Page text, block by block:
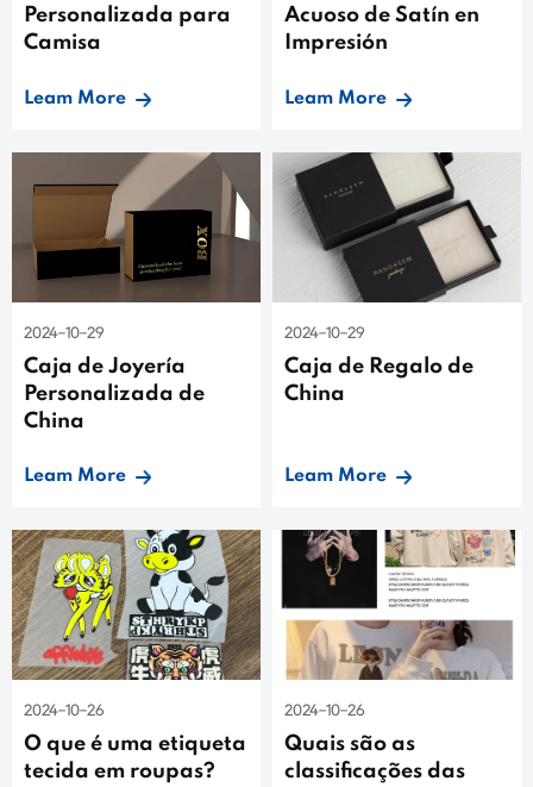
Personalizada para
Camisa
Leam More
Acuoso de Satín en
Impresión
Leam More
2024-10-29
Caja de Joyería
Personalizada de
China
Leam More
2024-10-29
Caja de Regalo de
China
Leam More
2024-10-26
O que é uma etiqueta
tecida em roupas?
2024-10-26
Quais são as
classificações das